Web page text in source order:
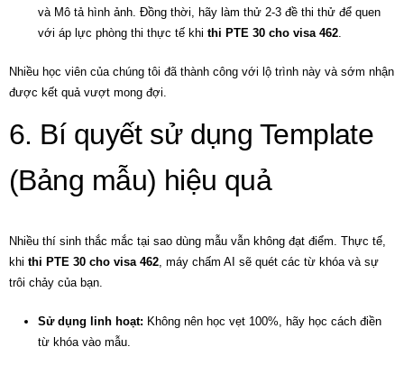
và Mô tả hình ảnh. Đồng thời, hãy làm thử 2-3 đề thi thử để quen
với áp lực phòng thi thực tế khi thi PTE 30 cho visa 462.
Nhiều học viên của chúng tôi đã thành công với lộ trình này và sớm nhận
được kết quả vượt mong đợi.
6. Bí quyết sử dụng Template
(Bảng mẫu) hiệu quả
Nhiều thí sinh thắc mắc tại sao dùng mẫu vẫn không đạt điểm. Thực tế,
khi thi PTE 30 cho visa 462, máy chấm AI sẽ quét các từ khóa và sự
trôi chảy của bạn.
Sử dụng linh hoạt: Không nên học vẹt 100%, hãy học cách điền
từ khóa vào mẫu.